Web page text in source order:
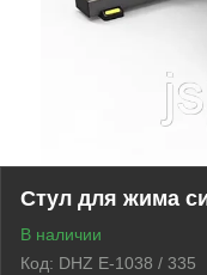
Стул для жима
В наличии
Код: DHZ E-1038 / 335